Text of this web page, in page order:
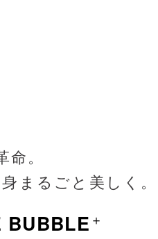
命。
まるごと美しく。
BUBBLE ＋
）
年5月1日
更になる場合がございます。ご了承下